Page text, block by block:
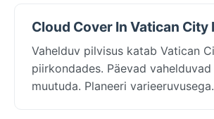
Cloud Cover In Vatican City
Vahelduv pilvisus katab Vatican
piirkondades. Päevad
muutuda. Planeeri varieeruvusega.